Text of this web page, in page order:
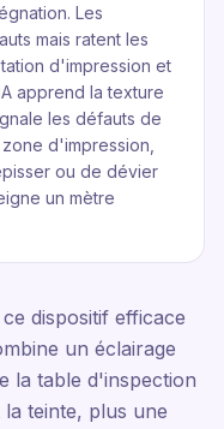
Les
mais ratent les
d'impression et
apprend la texture
les défauts de
d'impression,
ou de dévier
un mètre
dispositif efficace
un éclairage
la table d'inspection
teinte, plus une